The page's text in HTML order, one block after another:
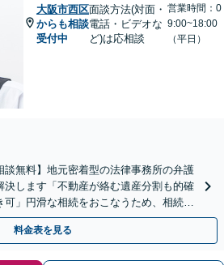
大阪市西区
からも相談
受付中
面談方法(対面・
電話・ビデオな
ど)は応相談
営業時間：0
9:00~18:00
（平日）
談無料】地元密着型の法律事務所の弁護
します「不動産が絡む遺産分割も的確
」円滑な相続をおこなうため、相続問
う【完全個室制】
料金表を見る